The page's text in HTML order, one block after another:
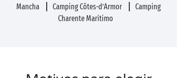
Mancha
Camping Côtes-d’Armor
Camping
Charente Marítimo